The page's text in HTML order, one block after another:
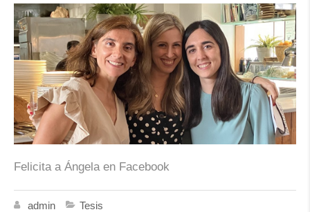
Felicita a Ángela en Facebook
admin Tesis